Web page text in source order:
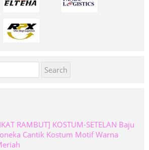
RAMBUT] KOSTUM-SETELAN Baju
Cantik Kostum Motif Warna